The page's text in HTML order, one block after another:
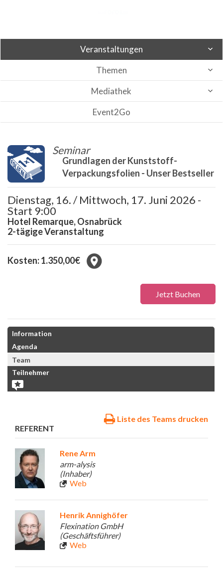
Veranstaltungen
Themen
Mediathek
Event2Go
Seminar
Grundlagen der Kunststoff-
Verpackungsfolien - Unser Bestseller
Dienstag, 16. / Mittwoch, 17. Juni 2026 -
Start 9:00
Hotel Remarque, Osnabrück
2-tägige Veranstaltung
Kosten: 1.350,00€
Jetzt Buchen
Information
Agenda
Team
Teilnehmer
Liste des Teams drucken
REFERENT
Rene Arm
arm-alysis
(Inhaber)
Web
Henrik Annighöfer
Flexination GmbH
(Geschäftsführer)
Web